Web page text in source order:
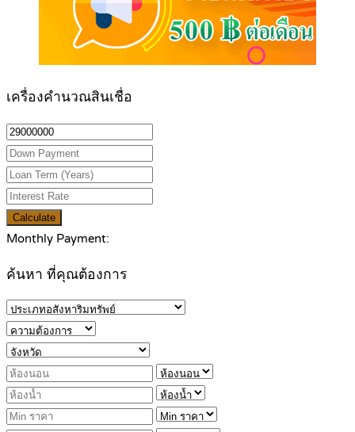
เครื่องคำนวณสินเชื่อ
Calculate
Monthly Payment:
ค้นหา ที่คุณต้องการ